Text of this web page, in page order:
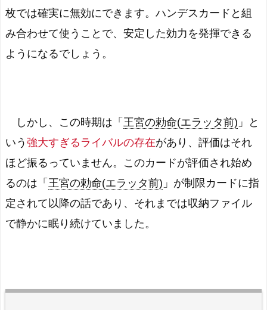
枚では確実に無効にできます。ハンデスカードと組
み合わせて使うことで、安定した効力を発揮できる
ようになるでしょう。
しかし、この時期は「 王宮の勅命(エラッタ前) 」と
いう 強大すぎるライバルの存在があり、評価はそれ
ほど振るっていません。このカードが評価され始め
るのは「 王宮の勅命(エラッタ前) 」が制限カードに指
定されて以降の話であり、それまでは収納ファイル
で静かに眠り続けていました。